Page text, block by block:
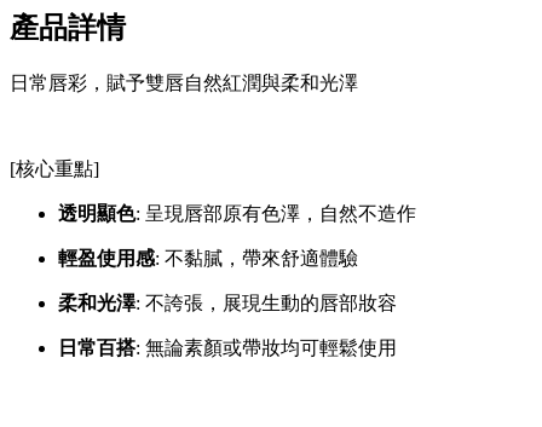
產品詳情
日常唇彩，賦予雙唇自然紅潤與柔和光澤
[核心重點]
透明顯色: 呈現唇部原有色澤，自然不造作
輕盈使用感: 不黏膩，帶來舒適體驗
柔和光澤: 不誇張，展現生動的唇部妝容
日常百搭: 無論素顏或帶妝均可輕鬆使用